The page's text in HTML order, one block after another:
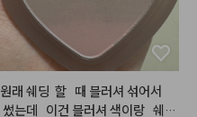
원래 쉐딩  할   때 블러셔 섞어서
썼는데   이건 블러셔 색이랑   쉐딩